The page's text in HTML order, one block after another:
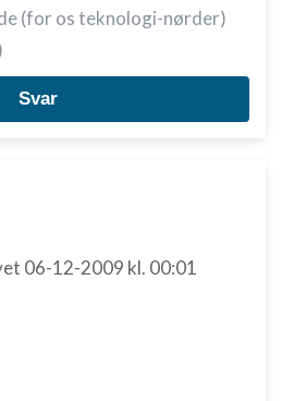
(for os teknologi-nørder)
Svar
06-12-2009 kl. 00:01